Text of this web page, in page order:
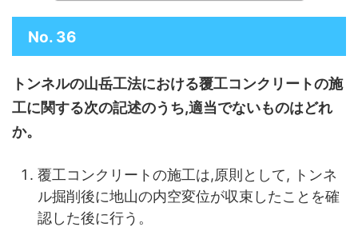
No. 36
トンネルの山岳工法における覆工コンクリートの施
工に関する次の記述のうち,適当でないものはどれ
か。
覆工コンクリートの施工は,原則として, トンネ
ル掘削後に地山の内空変位が収束したことを確
認した後に行う。